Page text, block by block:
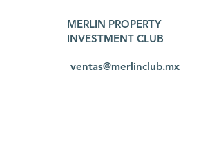
MERLIN PROPERTY
INVESTMENT CLUB
ventas@merlinclub.mx